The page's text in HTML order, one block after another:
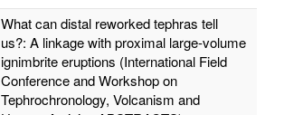
What can distal reworked tephras tell
us?: A linkage with proximal large-volume
ignimbrite eruptions (International Field
Conference and Workshop on
Tephrochronology, Volcanism and